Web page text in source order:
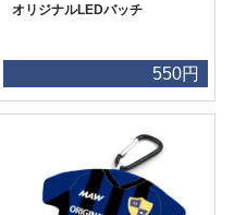
オリジナルLEDバッチ
550円